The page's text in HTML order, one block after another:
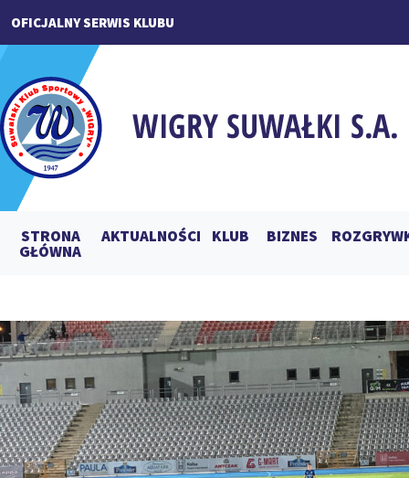
OFICJALNY SERWIS KLUBU
STRONA
GŁÓWNA
AKTUALNOŚCI KLUB BIZNES